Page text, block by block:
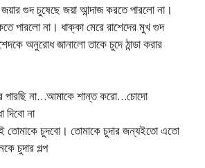
গুদ চুষেছে জয়া আন্দাজ করতে পারলো না।
পারলো না। ধাক্কা মেরে রাশেদের মুখ গুদ
অনুরোধ জানালো তাকে চুদে ঠান্ডা করার
না…আমাকে শান্ত করো…চোদো
না
তোমাকে চুদবো। তোমাকে চুদার জন্যইতো এতো
চুদার গল্প